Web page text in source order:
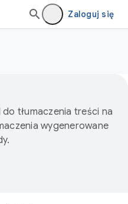
Zaloguj się
tłumaczenia treści na
wygenerowane